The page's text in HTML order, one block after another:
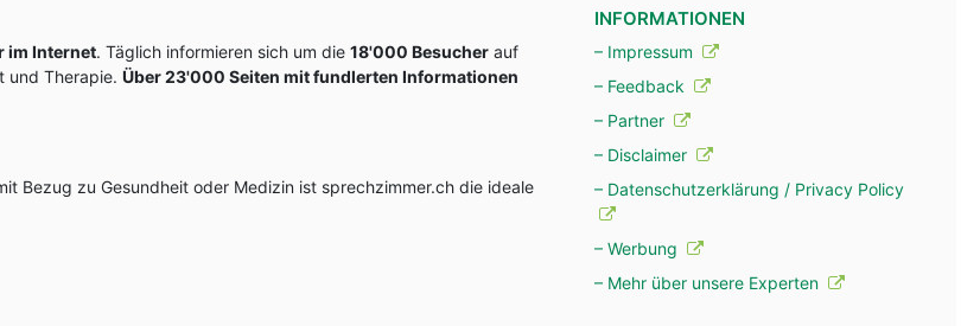
im Internet. Täglich informieren sich um die 18'000 Besucher auf
und Therapie. Über 23'000 Seiten mit fundlerten Informationen
Bezug zu Gesundheit oder Medizin ist sprechzimmer.ch die ideale
INFORMATIONEN
– Impressum
– Feedback
– Partner
– Disclaimer
– Datenschutzerklärung / Privacy Policy
– Werbung
– Mehr über unsere Experten